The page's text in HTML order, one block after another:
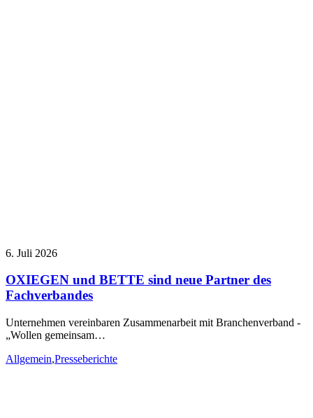
6. Juli 2026
OXIEGEN und BETTE sind neue Partner des
Fachverbandes
Unternehmen vereinbaren Zusammenarbeit mit Branchenverband -
„Wollen gemeinsam…
Allgemein,Presseberichte